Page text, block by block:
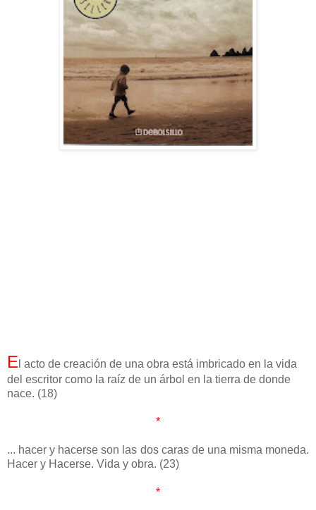
E l acto de creación de una obra está imbricado en la vida
del escritor como la raíz de un árbol en la tierra de donde
nace. (18)
*
... hacer y hacerse son las dos caras de una misma moneda.
Hacer y Hacerse. Vida y obra. (23)
*